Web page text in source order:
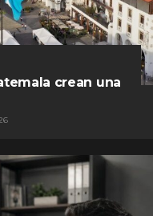
crean una